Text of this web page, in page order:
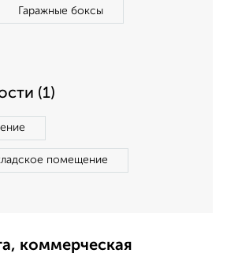
Гаражные боксы
(1)
помещение
коммерческая